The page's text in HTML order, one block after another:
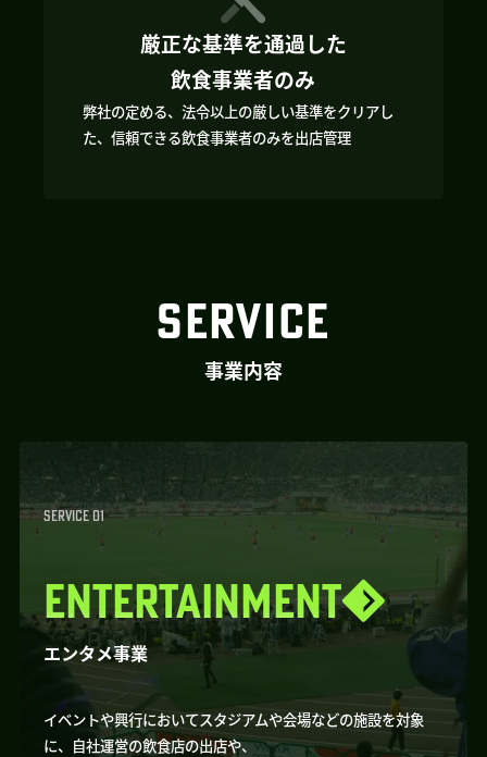
厳正な基準を通過した
飲食事業者のみ
弊社の定める、法令以上の厳しい基準をクリアし
た、信頼できる飲食事業者のみを出店管理
SERVICE
事業内容
SERVICE 01
ENTERTAINMENT
エンタメ事業
イベントや興行においてスタジアムや会場などの施設を対象
に、自社運営の飲食店の出店や、